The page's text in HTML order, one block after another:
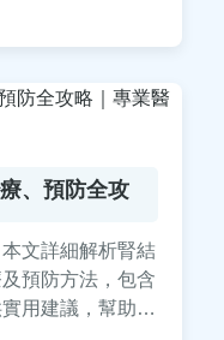
問題困擾的讀
、預防全攻
文詳細解析腎結
預防方法，包含
用建議，幫助您